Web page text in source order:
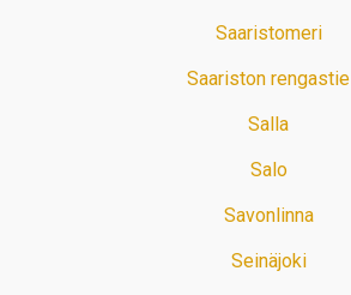
Saaristomeri
Saariston rengastie
Salla
Salo
Savonlinna
Seinäjoki